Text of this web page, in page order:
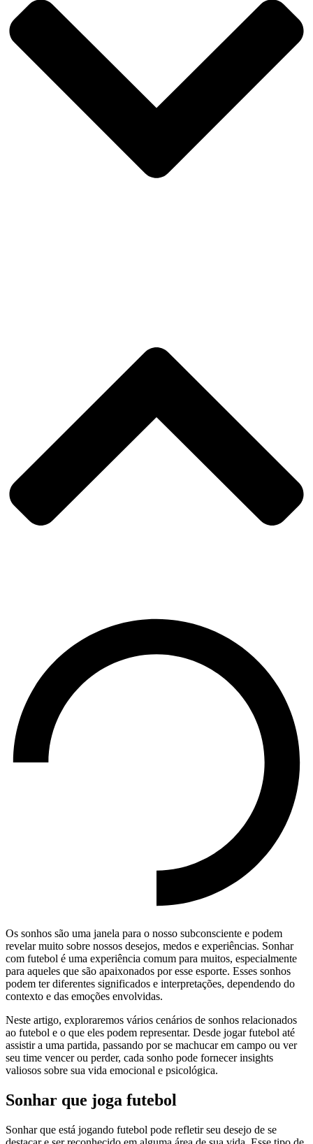
Os sonhos são uma janela para o nosso subconsciente e podem
revelar muito sobre nossos desejos, medos e experiências. Sonhar
com futebol é uma experiência comum para muitos, especialmente
para aqueles que são apaixonados por esse esporte. Esses sonhos
podem ter diferentes significados e interpretações, dependendo do
contexto e das emoções envolvidas.
Neste artigo, exploraremos vários cenários de sonhos relacionados
ao futebol e o que eles podem representar. Desde jogar futebol até
assistir a uma partida, passando por se machucar em campo ou ver
seu time vencer ou perder, cada sonho pode fornecer insights
valiosos sobre sua vida emocional e psicológica.
Sonhar que joga futebol
Sonhar que está jogando futebol pode refletir seu desejo de se